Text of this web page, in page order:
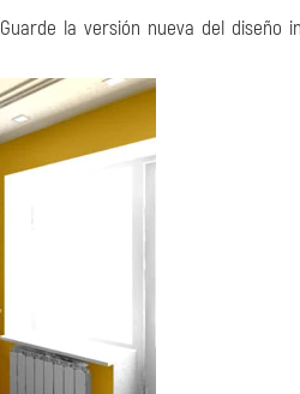
la versión nueva del diseño